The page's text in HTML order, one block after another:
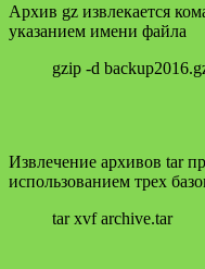
Архив gz извлекается
указанием имени файла
gzip -d
Извлечение архивов tar
использованием трех
tar xvf archive.tar